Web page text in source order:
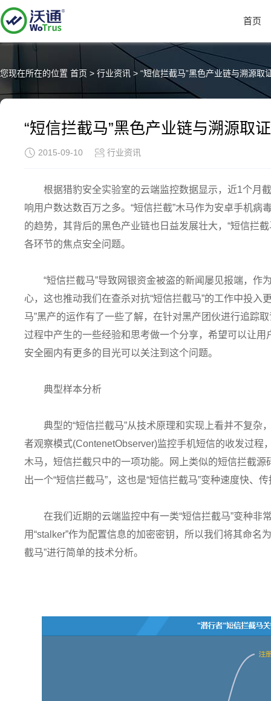
首页
您现在所在的位置 首页 > 行业资讯 > “短信拦截马”黑色产业链与溯源取
“短信拦截马”黑色产业链与溯源取
2015-09-10 行业资讯
根据猎豹安全实验室的云端监控数据显示，近1个月
响用户数达数百万之多。“短信拦截”木马作为安卓手机
的趋势，其背后的黑色产业链也日益发展壮大，“短信拦
各环节的焦点安全问题。
“短信拦截马”导致网银资金被盗的新闻屡见报端，
心，这也推动我们在查杀对抗“短信拦截马”的工作中投入
马”黑产的运作有了一些了解，在针对黑产团伙进行追踪
过程中产生的一些经验和思考做一个分享，希望可以让
安全圈内有更多的目光可以关注到这个问题。
典型样本分析
典型的“短信拦截马”从技术原理和实现上看并不复
者观察模式(ContenetObserver)监控手机短信的收发过程
木马，短信拦截只中的一项功能。网上类似的短信拦截
出一个“短信拦截马”，这也是“短信拦截马”变种速度快、
在我们近期的云端监控中有一类“短信拦截马”变种
用“stalker”作为配置信息的加密密钥，所以我们将其命名
截马”进行简单的技术分析。